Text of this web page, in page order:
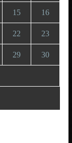
15 16
22 23
29 30